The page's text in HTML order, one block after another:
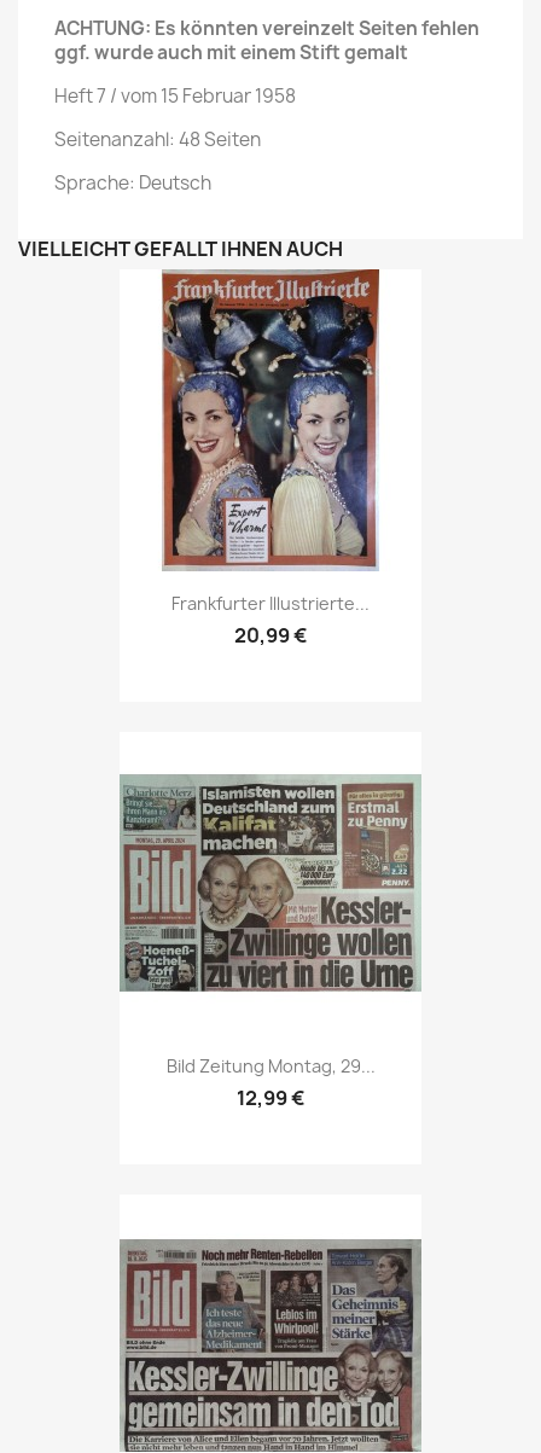
ACHTUNG: Es könnten vereinzelt Seiten fehlen
ggf. wurde auch mit einem Stift gemalt
Heft 7 / vom 15 Februar 1958
Seitenanzahl: 48 Seiten
Sprache: Deutsch
VIELLEICHT GEFÄLLT IHNEN AUCH
Vorschau
Frankfurter Illustrierte...
20,99 €
Vorschau
Bild Zeitung Montag, 29...
12,99 €